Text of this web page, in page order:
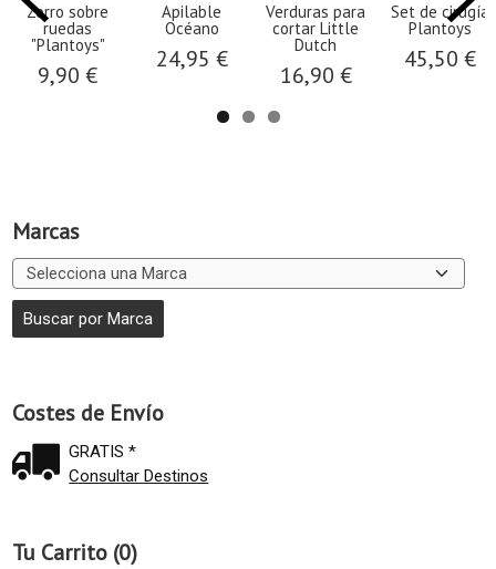
Marcas
Costes de Envío
GRATIS *
Consultar Destinos
Tu Carrito (0)
Zorro sobre
ruedas
"Plantoys"
9,90 €
Apilable
Océano
24,95 €
Verduras para
cortar Little
Dutch
16,90 €
Set de cirugía
Plantoys
45,50 €